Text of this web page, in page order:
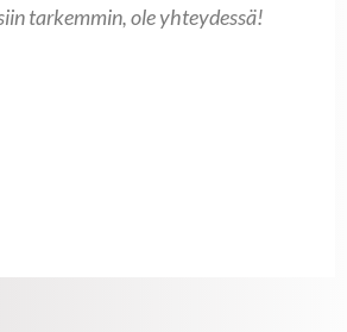
tarkemmin, ole yhteydessä!